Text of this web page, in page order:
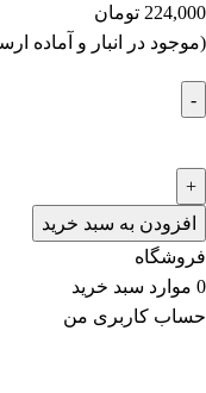
224,000 تومان
(موجود در انبار و آماده
افزودن به سبد خرید
فروشگاه
0 موارد سبد خرید
حساب کاربری من